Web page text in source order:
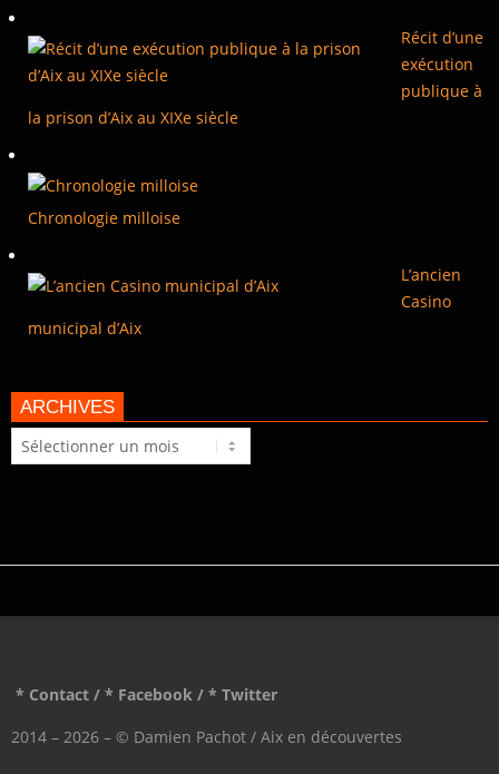
Récit d’une
exécution
publique à
la prison d’Aix au XIXe siècle
Chronologie milloise
L’ancien
Casino
municipal d’Aix
ARCHIVES
Archives
* Contact / * Facebook / * Twitter
2014 – 2026 – © Damien Pachot / Aix en découvertes